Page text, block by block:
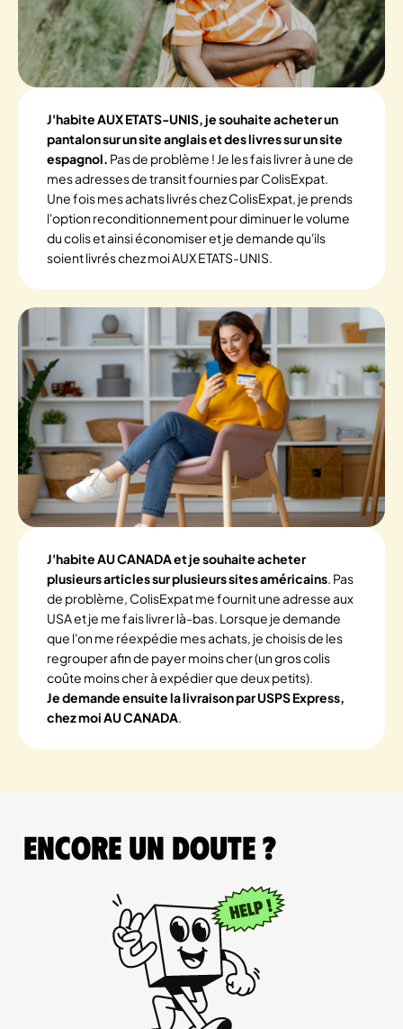
J'habite AUX ETATS-UNIS, je souhaite acheter un
pantalon sur un site anglais et des livres sur un site
espagnol. Pas de problème ! Je les fais livrer à une de
mes adresses de transit fournies par ColisExpat.
Une fois mes achats livrés chez ColisExpat, je prends
l'option reconditionnement pour diminuer le volume
du colis et ainsi économiser et je demande qu'ils
soient livrés chez moi AUX ETATS-UNIS.
J'habite AU CANADA et je souhaite acheter
plusieurs articles sur plusieurs sites américains. Pas
de problème, ColisExpat me fournit une adresse aux
USA et je me fais livrer là-bas. Lorsque je demande
que l'on me réexpédie mes achats, je choisis de les
regrouper afin de payer moins cher (un gros colis
coûte moins cher à expédier que deux petits).
Je demande ensuite la livraison par USPS Express,
chez moi AU CANADA.
Encore un doute ?